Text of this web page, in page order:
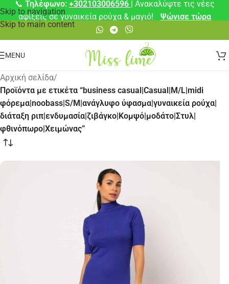
Skip to navigation
Skip to main content
📞 Τηλέφωνο: +302103006596 | Ανακαλύψτε τις νέες
αφίξεις σε γυναικεία ρούχα & μαγιό!
Ψώνισε τώρα
MENU
Αρχική σελίδα/
Προϊόντα με ετικέτα “business casual|Casual|M/L|midi
φόρεμα|noobass|S/M|ανάγλυφο ύφασμα|γυναικεία ρούχα|
διάταξη ριπ|ενδυμασία|ζιβάγκο|Κομψό|μοδάτο|Στυλ|
φθινόπωρο|Χειμώνας”